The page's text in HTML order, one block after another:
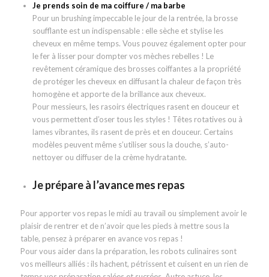
Je prends soin de ma coiffure / ma barbe
Pour un brushing impeccable le jour de la rentrée, la brosse
soufflante est un indispensable : elle sèche et stylise les
cheveux en même temps. Vous pouvez également opter pour
le fer à lisser pour dompter vos mèches rebelles ! Le
revêtement céramique des brosses coiffantes a la propriété
de protéger les cheveux en diffusant la chaleur de façon très
homogène et apporte de la brillance aux cheveux.
Pour messieurs, les rasoirs électriques rasent en douceur et
vous permettent d’oser tous les styles ! Têtes rotatives ou à
lames vibrantes, ils rasent de près et en douceur. Certains
modèles peuvent même s’utiliser sous la douche, s’auto-
nettoyer ou diffuser de la crème hydratante.
Je prépare à l’avance mes repas
Pour apporter vos repas le midi au travail ou simplement avoir le
plaisir de rentrer et de n’avoir que les pieds à mettre sous la
table, pensez à préparer en avance vos repas !
Pour vous aider dans la préparation, les robots culinaires sont
vos meilleurs alliés : ils hachent, pétrissent et cuisent en un rien de